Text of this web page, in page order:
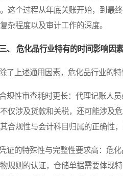
这个过程从年底关账开始，到最
杂程度以及审计工作的深度。
三、 危化品行业特有的时间影响因素
上述通用因素，危化品行业的特
性审查耗时更长：代理记账人员
仅涉及货款和关税，还可能涉及
合规性与会计科目归属的正确性
的特殊性与完整性要求高：危化
规则的认证，仓储单据需要体现